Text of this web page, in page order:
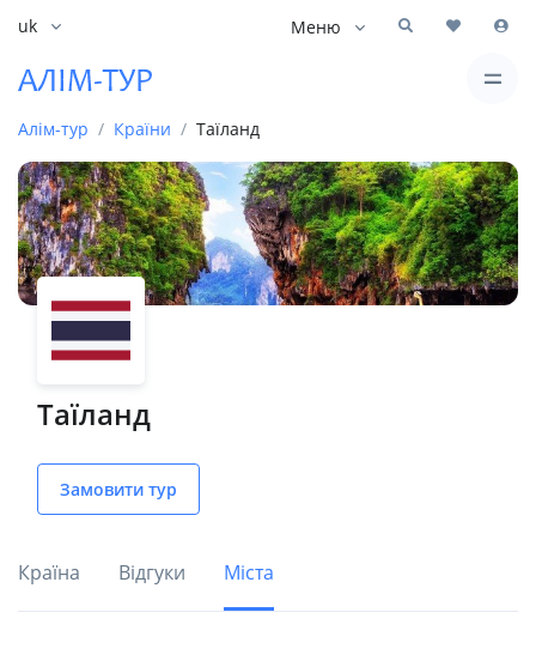
uk Меню
Алім-тур Країни Таїланд
Таїланд
Замовити тур
Країна Відгуки Міста